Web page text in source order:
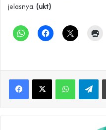
jelasnya. (ukt)
WhatsApp